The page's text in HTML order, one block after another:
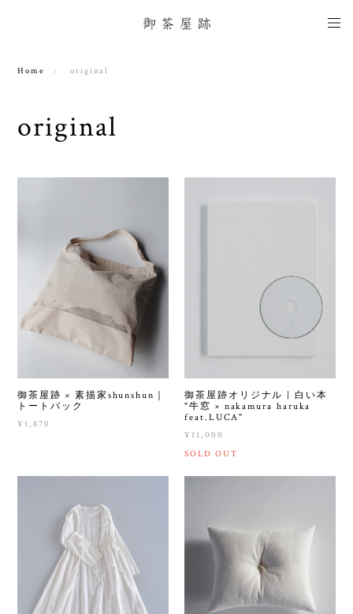
Home original
original
御茶屋跡 × 素描家shunshun｜
トートバック
¥1,870
御茶屋跡オリジナル | 白い本
"牛窓 × nakamura haruka
feat.LUCA"
¥11,000
SOLD OUT